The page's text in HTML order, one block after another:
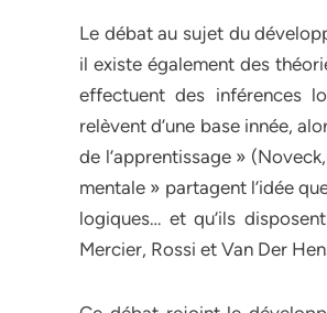
Le débat au sujet du
il existe également des
effectuent des inférences
relèvent d’une base innée,
de l’apprentissage »
mentale » partagent l’idée
logiques… et qu’ils
Mercier, Rossi et Van Der